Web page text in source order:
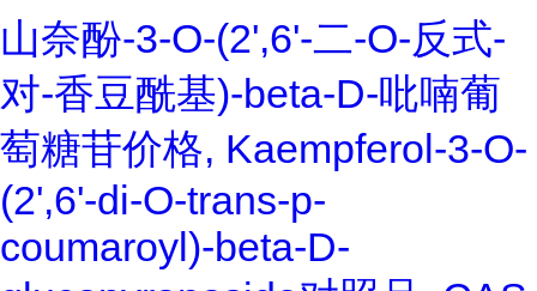
山奈酚-3-O-(2',6'-二-O-反式-
对-香豆酰基)-beta-D-吡喃葡
萄糖苷价格, Kaempferol-3-O-
(2',6'-di-O-trans-p-
coumaroyl)-beta-D-